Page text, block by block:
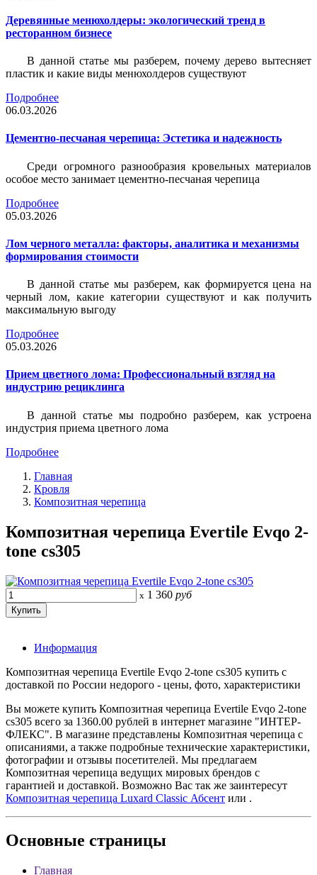
Деревянные менюхолдеры: экологический тренд в
ресторанном бизнесе
В данной статье мы разберем, почему дерево вытесняет
пластик и какие виды менюхолдеров существуют
Подробнее
06.03.2026
Цементно-песчаная черепица: Эстетика и надежность
Среди огромного разнообразия кровельных материалов
особое место занимает цементно-песчаная черепица
Подробнее
05.03.2026
Лом черного металла: факторы, аналитика и механизмы
формирования стоимости
В данной статье мы разберем, как формируется цена на
черный лом, какие категории существуют и как получить
максимальную выгоду
Подробнее
05.03.2026
Прием цветного лома: Профессиональный взгляд на
индустрию рециклинга
В данной статье мы подробно разберем, как устроена
индустрия приема цветного лома
Подробнее
Главная
Кровля
Композитная черепица
Композитная черепица Evertile Evqo 2-
tone cs305
x 1 360 руб
Информация
Композитная черепица Evertile Evqo 2-tone cs305 купить с
доставкой по России недорого - цены, фото, характеристики
Вы можете купить Композитная черепица Evertile Evqo 2-tone
cs305 всего за 1360.00 рублей в интернет магазине "ИНТЕР-
ФЛЕКС". В магазине представлены Композитная черепица с
описаниями, а также подробные технические характеристики,
фотографии и отзывы посетителей. Мы предлагаем
Композитная черепица ведущих мировых брендов с
гарантией и доставкой. Возможно Вас так же заинтересут
Композитная черепица Luxard Classic Абсент или .
Основные страницы
Главная